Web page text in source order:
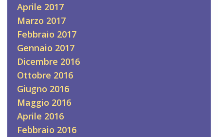
Aprile 2017
Marzo 2017
Febbraio 2017
Gennaio 2017
Dicembre 2016
Ottobre 2016
Giugno 2016
Maggio 2016
Aprile 2016
Febbraio 2016